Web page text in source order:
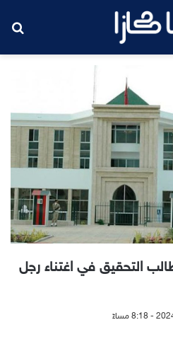
التحقيق في اغتناء رجل